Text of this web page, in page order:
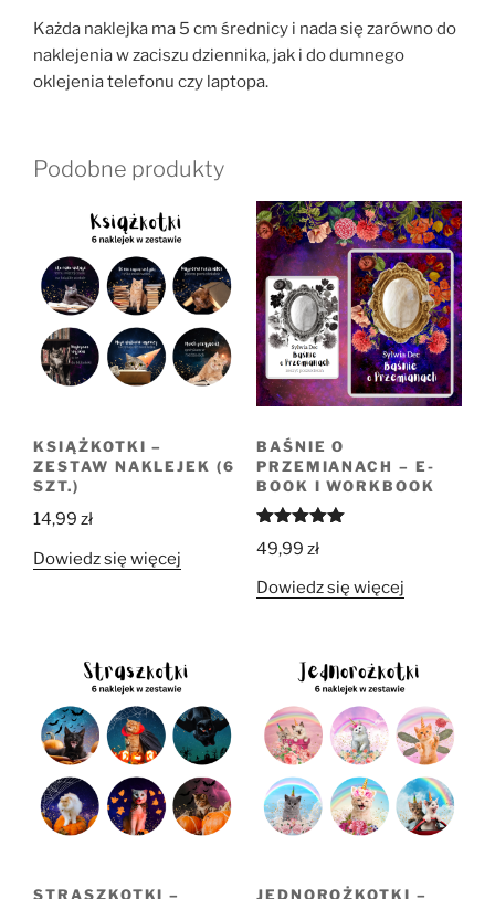
Każda naklejka ma 5 cm średnicy i nada się zarówno do
naklejenia w zaciszu dziennika, jak i do dumnego
oklejenia telefonu czy laptopa.
Podobne produkty
KSIĄŻKOTKI –
ZESTAW NAKLEJEK (6
SZT.)
14,99 zł
Dowiedz się więcej
BAŚNIE O
PRZEMIANACH – E-
BOOK I WORKBOOK
Oceniono
5.00na 5
49,99 zł
Dowiedz się więcej
STRASZKOTKI – JEDNOROŻKOTKI –